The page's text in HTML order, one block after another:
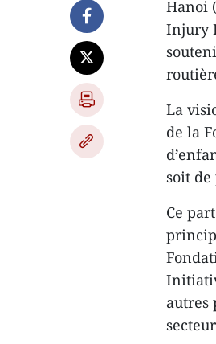
Hanoi
Injury
La
de la
soit de
Ce
autres